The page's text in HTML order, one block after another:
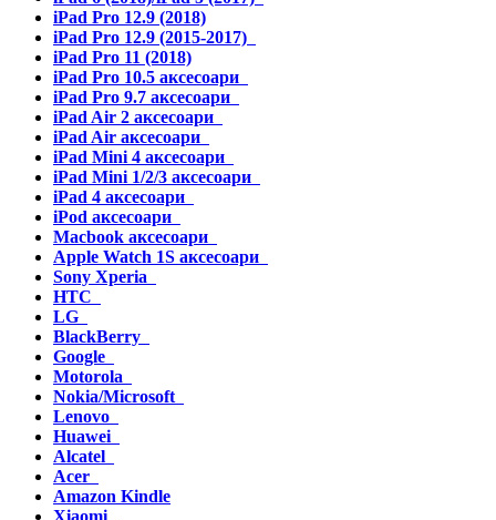
iPad Pro 12.9 (2018)
iPad Pro 12.9 (2015-2017)
iPad Pro 11 (2018)
iPad Pro 10.5 аксесоари
iPad Pro 9.7 аксесоари
iPad Air 2 аксесоари
iPad Air аксесоари
iPad Mini 4 аксесоари
iPad Mini 1/2/3 аксесоари
iPad 4 аксесоари
iPod аксесоари
Macbook аксесоари
Apple Watch 1S аксесоари
Sony Xperia
HTC
LG
BlackBerry
Google
Motorola
Nokia/Microsoft
Lenovo
Huawei
Alcatel
Acer
Amazon Kindle